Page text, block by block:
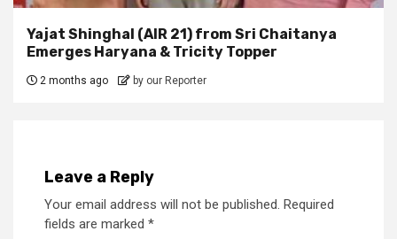
Yajat Shinghal (AIR 21) from Sri Chaitanya
Emerges Haryana & Tricity Topper
2 months ago by our Reporter
Leave a Reply
Your email address will not be published. Required
fields are marked *